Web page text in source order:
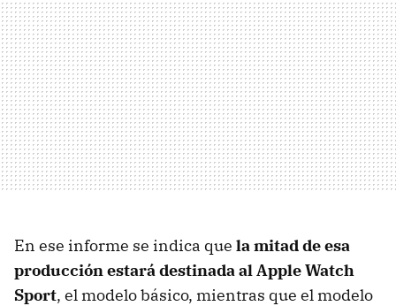
En ese informe se indica que la mitad de esa
producción estará destinada al Apple Watch
Sport, el modelo básico, mientras que el modelo